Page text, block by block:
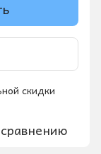
скидки